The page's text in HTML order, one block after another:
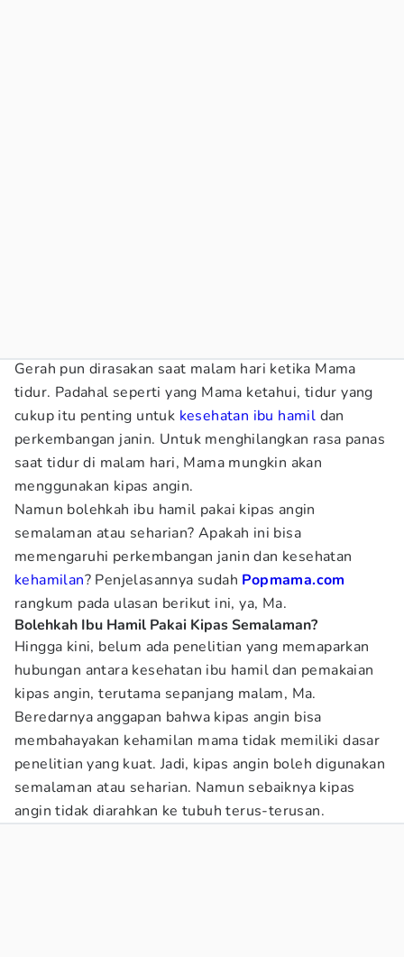
Gerah pun dirasakan saat malam hari ketika Mama
tidur. Padahal seperti yang Mama ketahui, tidur yang
cukup itu penting untuk kesehatan ibu hamil dan
perkembangan janin. Untuk menghilangkan rasa panas
saat tidur di malam hari, Mama mungkin akan
menggunakan kipas angin.
Namun bolehkah ibu hamil pakai kipas angin
semalaman atau seharian? Apakah ini bisa
memengaruhi perkembangan janin dan kesehatan
kehamilan? Penjelasannya sudah Popmama.com
rangkum pada ulasan berikut ini, ya, Ma.
Bolehkah Ibu Hamil Pakai Kipas Semalaman?
Hingga kini, belum ada penelitian yang memaparkan
hubungan antara kesehatan ibu hamil dan pemakaian
kipas angin, terutama sepanjang malam, Ma.
Beredarnya anggapan bahwa kipas angin bisa
membahayakan kehamilan mama tidak memiliki dasar
penelitian yang kuat. Jadi, kipas angin boleh digunakan
semalaman atau seharian. Namun sebaiknya kipas
angin tidak diarahkan ke tubuh terus-terusan.